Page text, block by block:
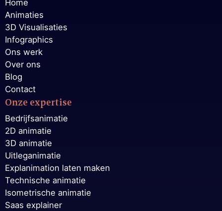
Home
Animaties
3D Visualisaties
Infographics
Ons werk
Over ons
Blog
Contact
Onze expertise
Bedrijfsanimatie
2D animatie
3D animatie
Uitleganimatie
Explanimation laten maken
Technische animatie
Isometrische animatie
Saas explainer